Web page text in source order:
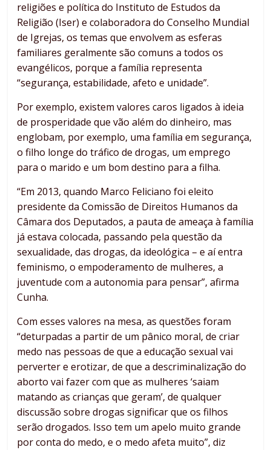
religiões e política do Instituto de Estudos da
Religião (Iser) e colaboradora do Conselho Mundial
de Igrejas, os temas que envolvem as esferas
familiares geralmente são comuns a todos os
evangélicos, porque a família representa
“segurança, estabilidade, afeto e unidade”.
Por exemplo, existem valores caros ligados à ideia
de prosperidade que vão além do dinheiro, mas
englobam, por exemplo, uma família em segurança,
o filho longe do tráfico de drogas, um emprego
para o marido e um bom destino para a filha.
“Em 2013, quando Marco Feliciano foi eleito
presidente da Comissão de Direitos Humanos da
Câmara dos Deputados, a pauta de ameaça à família
já estava colocada, passando pela questão da
sexualidade, das drogas, da ideológica – e aí entra
feminismo, o empoderamento de mulheres, a
juventude com a autonomia para pensar”, afirma
Cunha.
Com esses valores na mesa, as questões foram
“deturpadas a partir de um pânico moral, de criar
medo nas pessoas de que a educação sexual vai
perverter e erotizar, de que a descriminalização do
aborto vai fazer com que as mulheres ‘saiam
matando as crianças que geram’, de qualquer
discussão sobre drogas significar que os filhos
serão drogados. Isso tem um apelo muito grande
por conta do medo, e o medo afeta muito”, diz